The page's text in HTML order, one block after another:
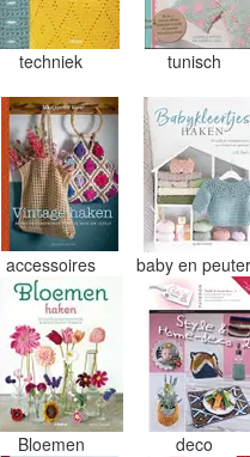
techniek tunisch
accessoires baby en
Bloemen deco